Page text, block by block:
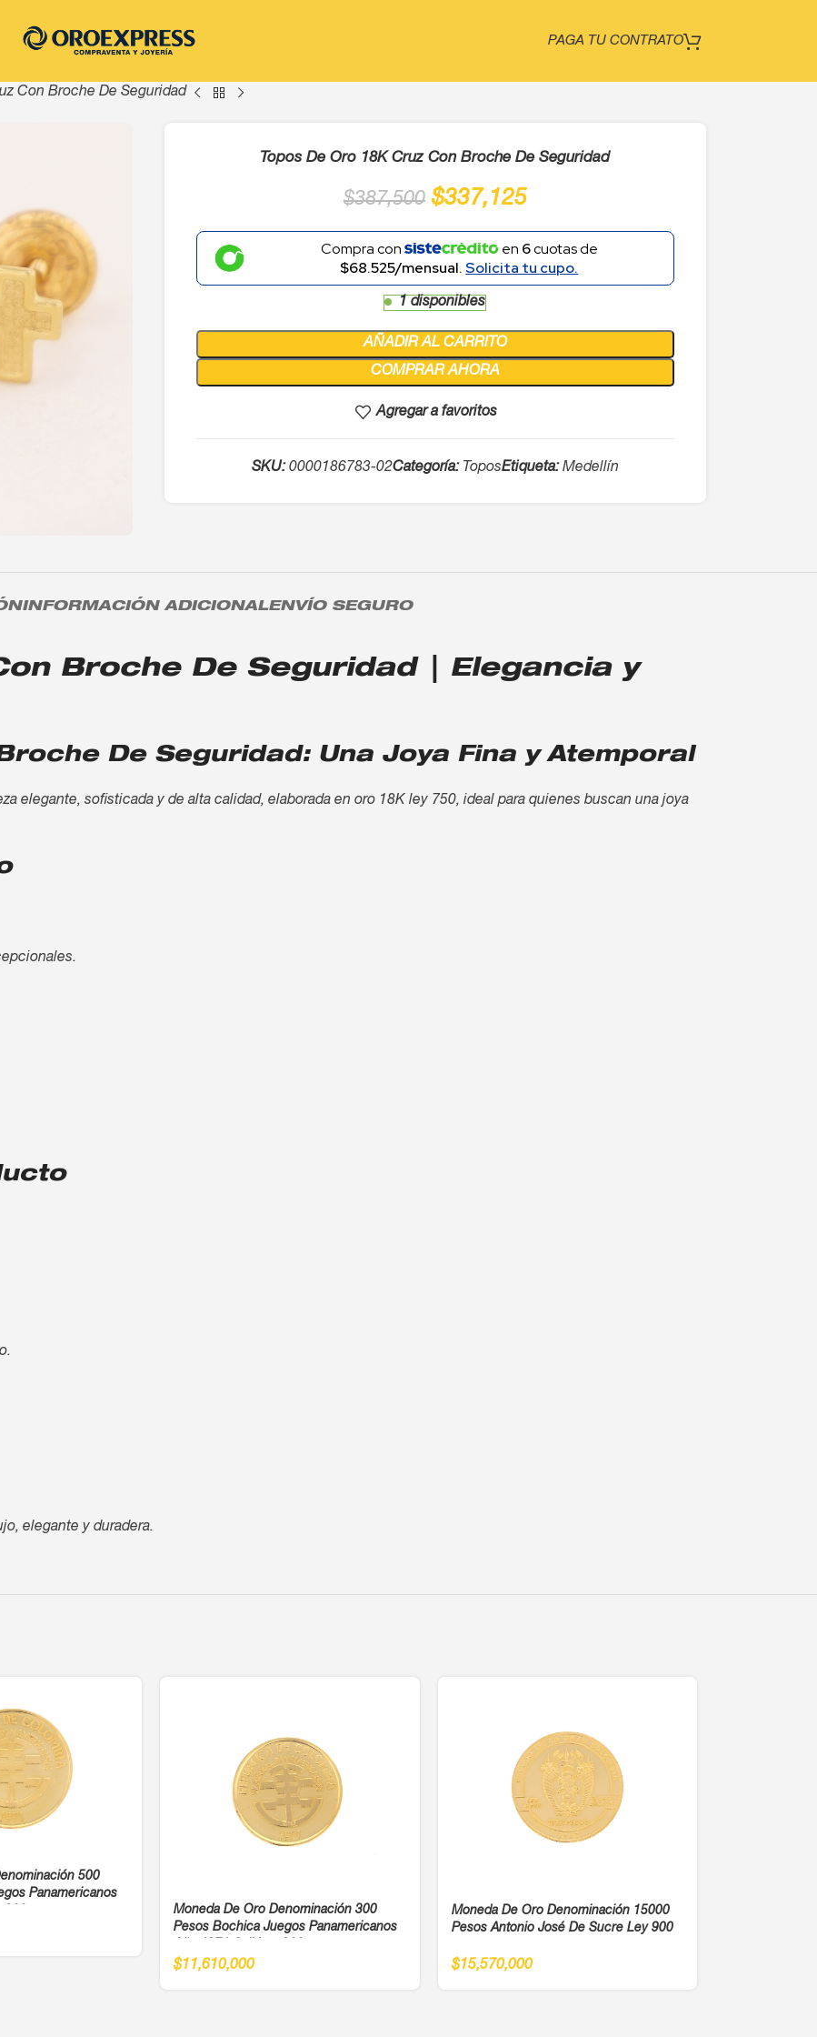
PAGA TU CONTRATO
Con Broche De Seguridad
Topos De Oro 18K Cruz Con Broche De Seguridad
$387,500 $337,125
Compra con en 6cuotas de
$68.525/mensual.Solicita tu cupo.
1 disponibles
AÑADIR AL CARRITO
COMPRAR AHORA
Agregar a favoritos
SKU:0000186783-02Categoría: ToposEtiqueta: Medellín
INFORMACIÓN ADICIONALENVÍO SEGURO
Broche De Seguridad | Elegancia y
De Seguridad: Una Joya Fina y Atemporal
elegante, sofisticada y de alta calidad, elaborada en oro 18K ley 750, ideal para quienes buscan una joya
elegante y duradera.
500
Panamericanos
Moneda De Oro Denominación 300
Pesos Bochica Juegos Panamericanos
$11,610,000
Moneda De Oro Denominación 15000
Pesos Antonio José De Sucre Ley 900
$15,570,000